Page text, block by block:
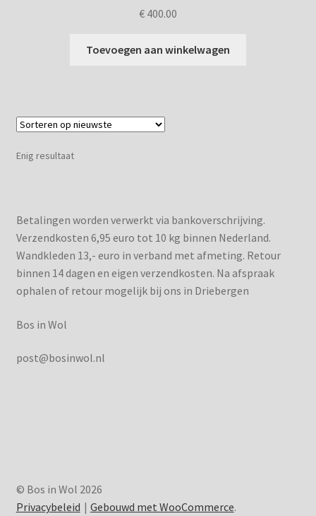
€ 400.00
Toevoegen aan winkelwagen
Enig resultaat
Betalingen worden verwerkt via bankoverschrijving.
Verzendkosten 6,95 euro tot 10 kg binnen Nederland.
Wandkleden 13,- euro in verband met afmeting. Retour
binnen 14 dagen en eigen verzendkosten. Na afspraak
ophalen of retour mogelijk bij ons in Driebergen
Bos in Wol
post@bosinwol.nl
© Bos in Wol 2026
Privacybeleid
Gebouwd met WooCommerce.